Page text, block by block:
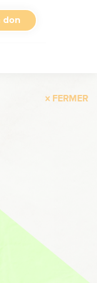
don
FERMER